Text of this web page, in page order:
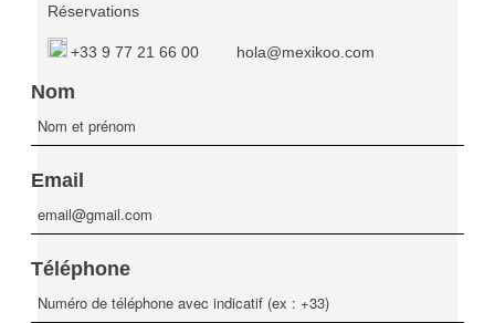
Réservations
+33 9 77 21 66 00 hola@mexikoo.com
Nom
Email
Téléphone